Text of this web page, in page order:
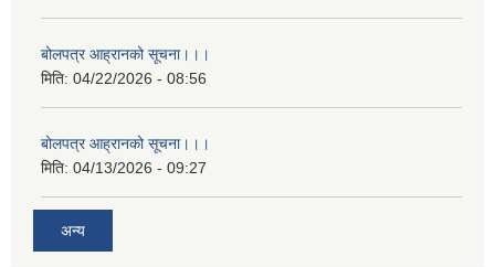
बोलपत्र आह्रानको सूचना।।।
मिति: 04/22/2026 - 08:56
बोलपत्र आह्रानको सूचना।।।
मिति: 04/13/2026 - 09:27
अन्य